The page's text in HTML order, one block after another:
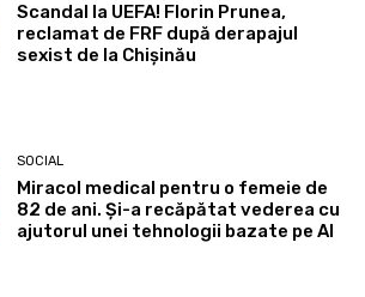
Scandal la UEFA! Florin Prunea,
reclamat de FRF după derapajul
sexist de la Chișinău
SOCIAL
Miracol medical pentru o femeie de
82 de ani. Și-a recăpătat vederea cu
ajutorul unei tehnologii bazate pe AI